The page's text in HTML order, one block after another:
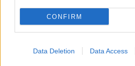
CONFIRM
Data Deletion Data Access